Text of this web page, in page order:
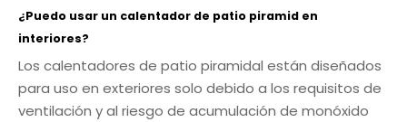
¿Puedo usar un calentador de patio piramid en
interiores?
Los calentadores de patio piramidal están diseñados
para uso en exteriores solo debido a los requisitos de
ventilación y al riesgo de acumulación de monóxido